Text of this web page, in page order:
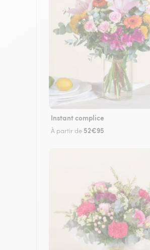
Instant complice
À partir de 52€95